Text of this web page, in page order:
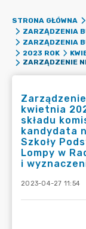
STRONA GŁÓWNA
ZARZĄDZENIA
ZARZĄDZENIA
2023 ROK
kwietnia
składu
kandydata
Szkoły
Lompy w
i
2023-04-27 11:54